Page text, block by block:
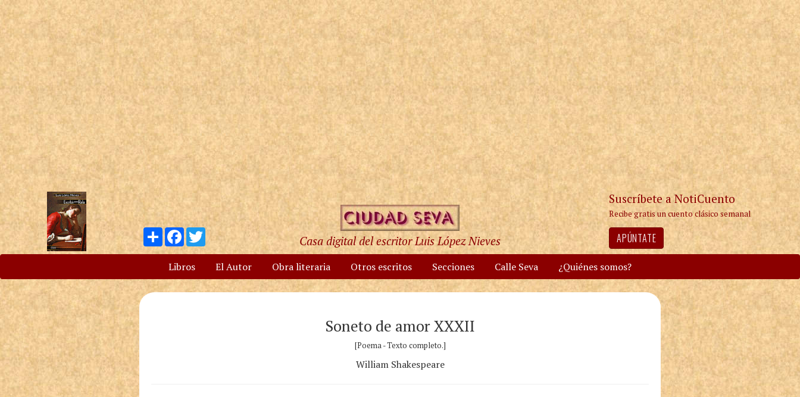
Compartir
Facebook
Twitter
Casa digital del escritor Luis López Nieves
Suscríbete a NotiCuento
Recibe gratis un cuento clásico semanal
APÚNTATE
Libros El Autor Obra literaria Otros escritos Secciones Calle Seva ¿Quiénes somos?
Soneto de amor XXXII
[Poema - Texto completo.]
William Shakespeare